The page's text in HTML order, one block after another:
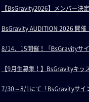
【BsGravity2026】メンバー決
BsGravity AUDITION 2026 開催
8/14、15開催！「BsGravityサイ
【9月生募集！】BsGravityキ
7/30～8/1にて「BsGravityサイ